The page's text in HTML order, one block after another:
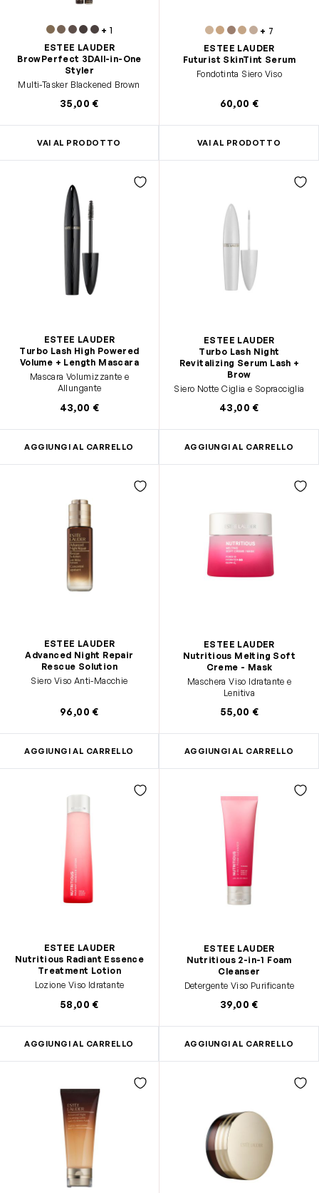
+ 1
ESTEE LAUDER
BrowPerfect 3DAll-in-One
Styler
Multi-Tasker Blackened Brown
35,00 €
VAI AL PRODOTTO
+ 7
ESTEE LAUDER
Futurist SkinTint Serum
Fondotinta Siero Viso
60,00 €
VAI AL PRODOTTO
ESTEE LAUDER
Turbo Lash High Powered
Volume + Length Mascara
Mascara Volumizzante e
Allungante
43,00 €
AGGIUNGI AL CARRELLO
ESTEE LAUDER
Turbo Lash Night
Revitalizing Serum Lash +
Brow
Siero Notte Ciglia e Sopracciglia
43,00 €
AGGIUNGI AL CARRELLO
ESTEE LAUDER
Advanced Night Repair
Rescue Solution
Siero Viso Anti-Macchie
96,00 €
AGGIUNGI AL CARRELLO
ESTEE LAUDER
Nutritious Melting Soft
Creme - Mask
Maschera Viso Idratante e
Lenitiva
55,00 €
AGGIUNGI AL CARRELLO
ESTEE LAUDER
Nutritious Radiant Essence
Treatment Lotion
Lozione Viso Idratante
58,00 €
AGGIUNGI AL CARRELLO
ESTEE LAUDER
Nutritious 2-in-1 Foam
Cleanser
Detergente Viso Purificante
39,00 €
AGGIUNGI AL CARRELLO